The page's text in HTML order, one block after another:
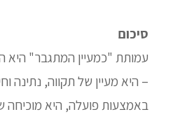
סיכום
עמותת "כמעיין המתגבר" היא
– היא מעיין של תקווה, נתינה
באמצעות פועלה, היא מוכיחה